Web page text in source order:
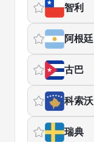
智利
阿根廷
古巴
科索沃
瑞典